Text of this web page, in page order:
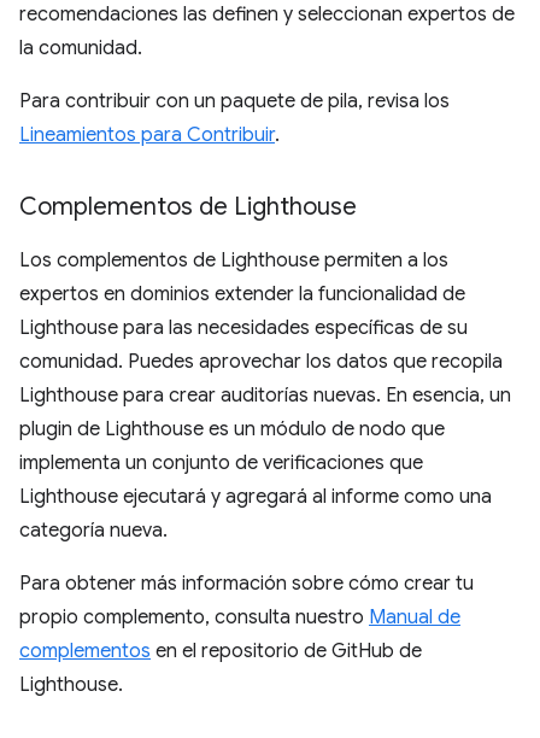
recomendaciones las definen y seleccionan expertos de
la comunidad.
Para contribuir con un paquete de pila, revisa los
Lineamientos para Contribuir.
Complementos de Lighthouse
Los complementos de Lighthouse permiten a los
expertos en dominios extender la funcionalidad de
Lighthouse para las necesidades específicas de su
comunidad. Puedes aprovechar los datos que recopila
Lighthouse para crear auditorías nuevas. En esencia, un
plugin de Lighthouse es un módulo de nodo que
implementa un conjunto de verificaciones que
Lighthouse ejecutará y agregará al informe como una
categoría nueva.
Para obtener más información sobre cómo crear tu
propio complemento, consulta nuestro Manual de
complementos en el repositorio de GitHub de
Lighthouse.